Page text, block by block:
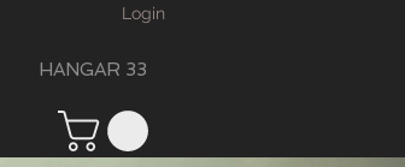
Login
HANGAR 33